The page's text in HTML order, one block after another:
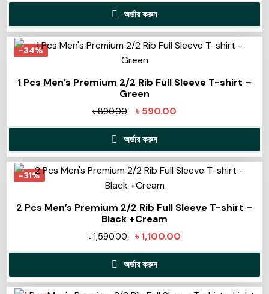
অর্ডার করুন
-34%
1 Pcs Men’s Premium 2/2 Rib Full Sleeve T-shirt –
Green
৳890.00 ৳590.00
অর্ডার করুন
-31%
2 Pcs Men’s Premium 2/2 Rib Full Sleeve T-shirt –
Black +Cream
৳1,590.00 ৳1,100.00
অর্ডার করুন